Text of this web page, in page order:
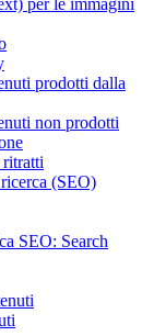
prodotti dalla
non prodotti
ritratti
(SEO)
SEO: Search